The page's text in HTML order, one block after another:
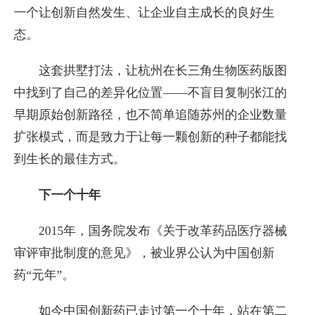
一个让创新自然发生、让企业自主成长的良好生
态。
这套拱墅打法，让杭州在长三角生物医药版图
中找到了自己的差异化位置——不盲目复制张江的
早期原始创新路径，也不简单追随苏州的企业数量
扩张模式，而是致力于让每一颗创新的种子都能找
到生长的最佳方式。
下一个十年
2015年，国务院发布《关于改革药品医疗器械
审评审批制度的意见》，被业界公认为中国创新
药“元年”。
如今中国创新药已走过第一个十年，站在第二